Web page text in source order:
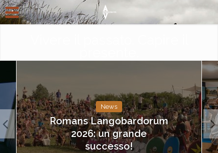
News
Romans Langobardorum
2026: un grande
successo!